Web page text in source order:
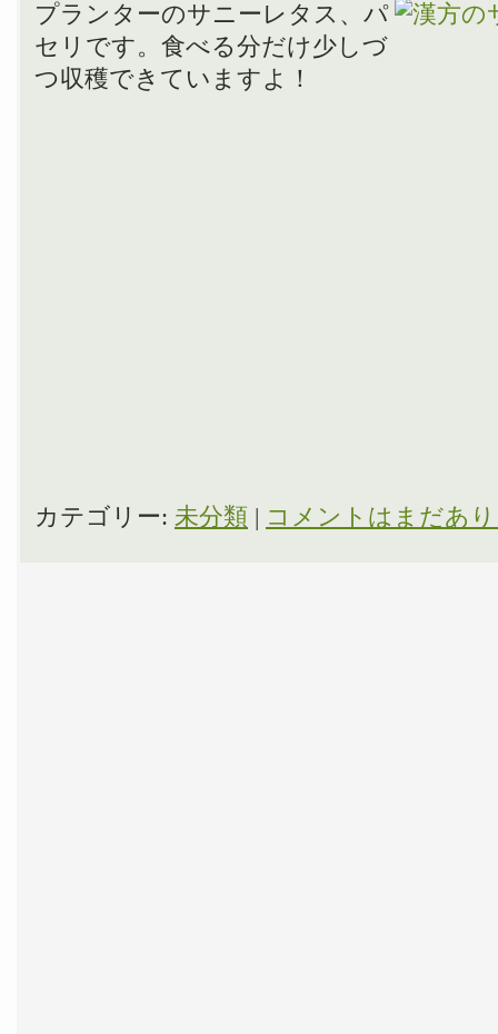
プランターのサニーレタス、パ
セリです。食べる分だけ少しづ
つ収穫できていますよ！
カテゴリー: 未分類 コメントはまだあ